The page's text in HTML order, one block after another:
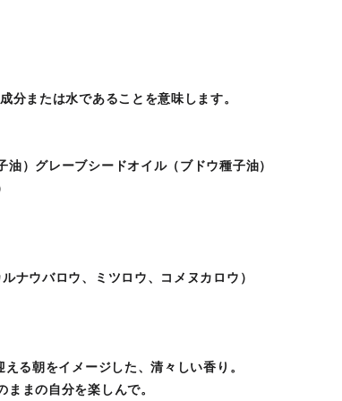
分または水であることを意味します。
）グレーブシードオイル（ブドウ種子油）
ナウバロウ、ミツロウ、コメヌカロウ）
る朝をイメージした、清々しい香り。
まの自分を楽しんで。